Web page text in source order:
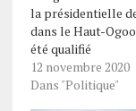
la présidentielle
dans le Haut-
été qualifié
d’« inhabituel » par
Olga Gondjout, ex-
12 novembre 2020
Dans "Politique"